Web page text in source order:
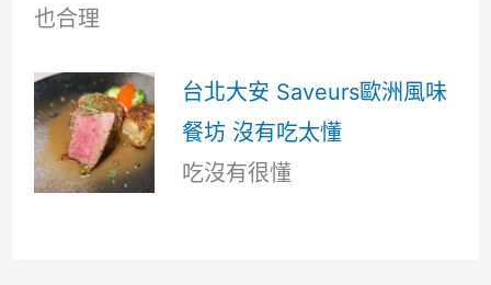
也合理
台北大安 Saveurs歐洲風味
餐坊 沒有吃太懂
吃沒有很懂